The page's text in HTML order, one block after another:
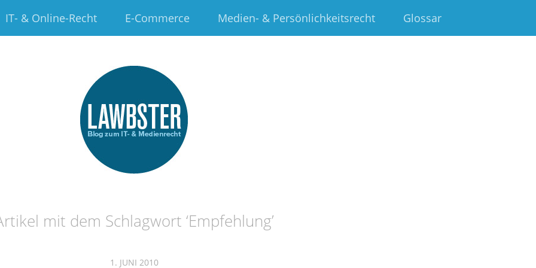
IT- & Online-Recht E-Commerce Medien- & Persönlichkeitsrecht Glossar
mit dem Schlagwort ‘Empfehlung’
1. JUNI 2010